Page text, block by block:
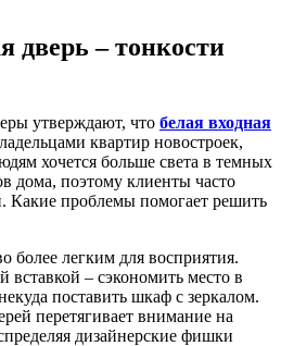
дверь – тонкости
утверждают, что белая входная
квартир новостроек,
хочется больше света в темных
дома, поэтому клиенты часто
Какие проблемы помогает решить
более легким для восприятия.
вставкой – сэкономить место в
поставить шкаф с зеркалом.
перетягивает внимание на
дизайнерские фишки